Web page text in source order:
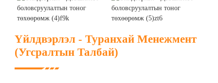
Үйлдвэрлэл - Туранхай Менежмент
(Угсралтын Талбай)